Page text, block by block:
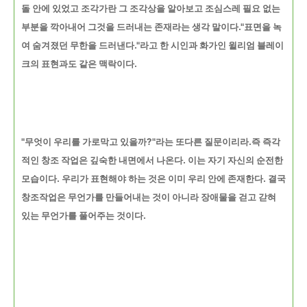
돌 안에 있었고 조각가란 그 조각상을 알아보고 조심스레 필요 없는
부분을 깍아내어 그것을 드러내는 존재라는 생각 말이다."표면을 녹
여 숨겨졌던 무한을 드러낸다."라고 한 시인과 화가인 윌리엄 블레이
크의 표현과도 같은 맥락이다.
"무엇이 우리를 가로막고 있을까?"라는 또다른 질문이리라.즉 즉각
적인 창조 작업은 깊숙한 내면에서 나온다. 이는 자기 자신의 순전한
모습이다. 우리가 표현해야 하는 것은 이미 우리 안에 존재한다. 결국
창조작업은 무언가를 만들어내는 것이 아니라 장애물을 걷고 갇혀
있는 무언가를 풀어주는 것이다.